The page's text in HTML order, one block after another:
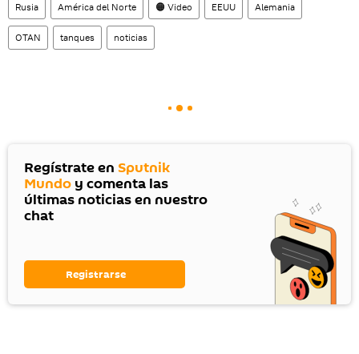
Rusia América del Norte 🟠 Video EEUU Alemania
OTAN tanques noticias
Regístrate en Sputnik
Mundo y comenta las
últimas noticias en nuestro
chat
Registrarse